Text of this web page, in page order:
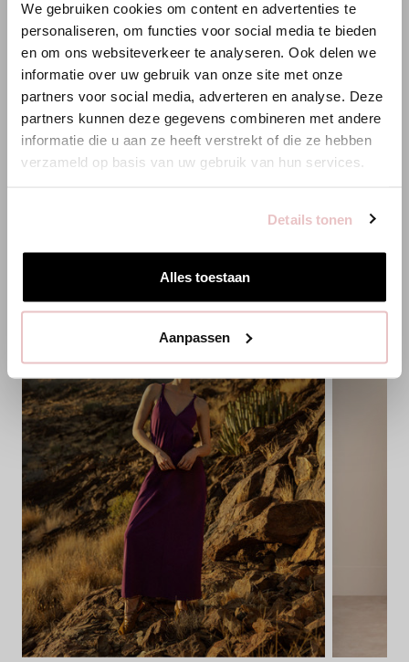
We gebruiken cookies om content en advertenties te
personaliseren, om functies voor social media te bieden
en om ons websiteverkeer te analyseren. Ook delen we
informatie over uw gebruik van onze site met onze
partners voor social media, adverteren en analyse. Deze
partners kunnen deze gegevens combineren met andere
informatie die u aan ze heeft verstrekt of die ze hebben
verzameld op basis van uw gebruik van hun services.
Details tonen
Alles toestaan
Aanpassen
XXS XS S M L XL XXL
HINZUFÜGEN
PASSENDE PRODUKTE
ANNELOES
Es scheint, dass du uns von einem anderen Land aus
Bist du am richtigen Ort?
Zur niederländischen Seite wechseln